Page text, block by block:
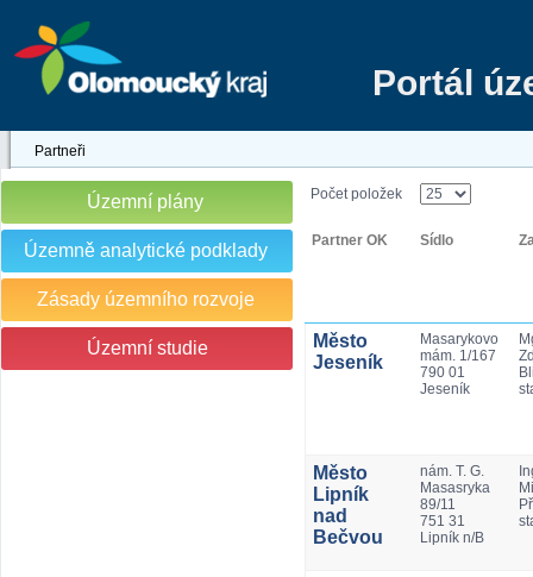
Portál
Partneři
Územní plány
Územně analytické podklady
Zásady územního rozvoje
Územní studie
Počet položek
Partner OK Sídlo
Město
Jeseník
Masarykovo
mám. 1/167
790 01
Jeseník
Město
Lipník
nad
Bečvou
nám. T. G.
Masasryka
89/11
751 31
Lipník n/B